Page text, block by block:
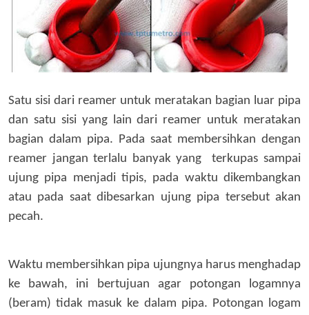
Satu sisi dari reamer untuk meratakan bagian luar pipa
dan satu sisi yang lain dari reamer untuk meratakan
bagian dalam pipa.
Pada saat membersihkan dengan
reamer jangan terlalu banyakyang terkupassampai
ujung pipa menjadi tipis, pada waktu dikembangkan
atau pada saatdibesarkan ujung pipa tersebut akan
pecah.
Waktu membersihkan pipa ujungnya harus menghadap
ke bawah, ini bertujuan agar potongan logamnya
(beram) tidak masuk ke dalam pipa. Potongan logam